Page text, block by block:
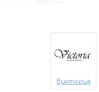
Виктория